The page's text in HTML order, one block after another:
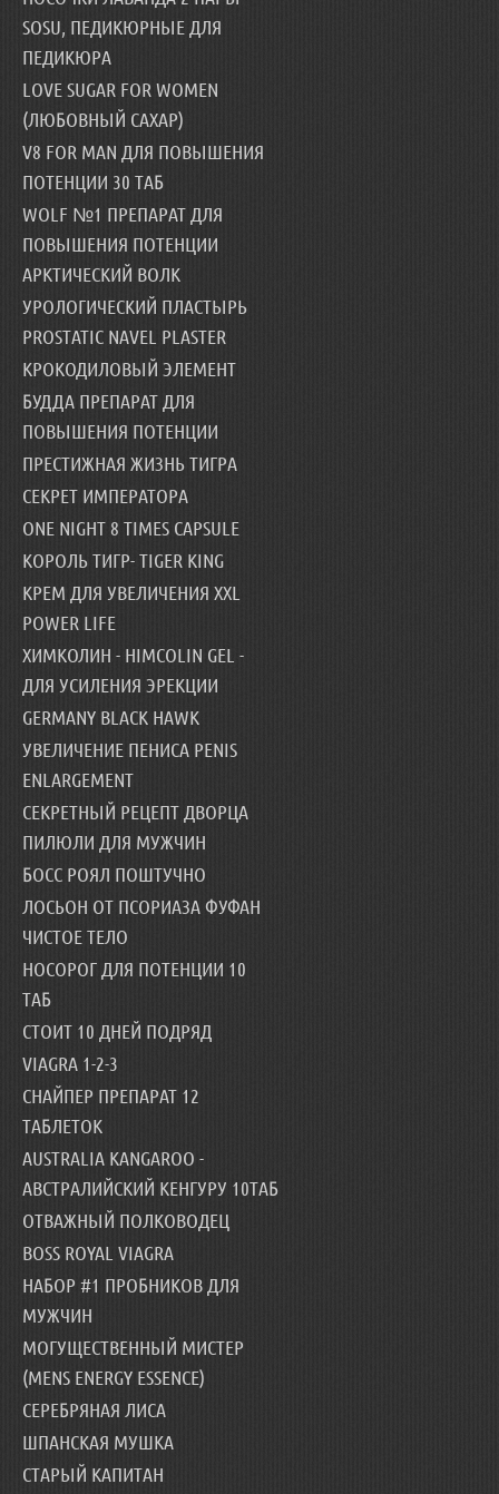
SOSU, ПЕДИКЮРНЫЕ ДЛЯ
ПЕДИКЮРА
LOVE SUGAR FOR WOMEN
(ЛЮБОВНЫЙ САХАР)
V8 FOR MAN ДЛЯ ПОВЫШЕНИЯ
ПОТЕНЦИИ 30 ТАБ
WOLF №1 ПРЕПАРАТ ДЛЯ
ПОВЫШЕНИЯ ПОТЕНЦИИ
АРКТИЧЕСКИЙ ВОЛК
УРОЛОГИЧЕСКИЙ ПЛАСТЫРЬ
PROSTATIC NAVEL PLASTER
КРОКОДИЛОВЫЙ ЭЛЕМЕНТ
БУДДА ПРЕПАРАТ ДЛЯ
ПОВЫШЕНИЯ ПОТЕНЦИИ
ПРЕСТИЖНАЯ ЖИЗНЬ ТИГРА
СЕКРЕТ ИМПЕРАТОРА
ONE NIGHT 8 TIMES CAPSULE
КОРОЛЬ ТИГР- TIGER KING
КРЕМ ДЛЯ УВЕЛИЧЕНИЯ XXL
POWER LIFE
ХИМКОЛИН - HIMCOLIN GEL -
ДЛЯ УСИЛЕНИЯ ЭРЕКЦИИ
GERMANY BLACK HAWK
УВЕЛИЧЕНИЕ ПЕНИСА PENIS
ENLARGEMENT
СЕКРЕТНЫЙ РЕЦЕПТ ДВОРЦА
ПИЛЮЛИ ДЛЯ МУЖЧИН
БОСС РОЯЛ ПОШТУЧНО
ЛОСЬОН ОТ ПСОРИАЗА ФУФАН
ЧИСТОЕ ТЕЛО
НОСОРОГ ДЛЯ ПОТЕНЦИИ 10
ТАБ
СТОИТ 10 ДНЕЙ ПОДРЯД
VIAGRA 1-2-3
СНАЙПЕР ПРЕПАРАТ 12
ТАБЛЕТОК
AUSTRALIA KANGAROO -
АВСТРАЛИЙСКИЙ КЕНГУРУ 10ТАБ
ОТВАЖНЫЙ ПОЛКОВОДЕЦ
BOSS ROYAL VIAGRA
НАБОР #1 ПРОБНИКОВ ДЛЯ
МУЖЧИН
МОГУЩЕСТВЕННЫЙ МИСТЕР
(MENS ENERGY ESSENCE)
СЕРЕБРЯНАЯ ЛИСА
ШПАНСКАЯ МУШКА
СТАРЫЙ КАПИТАН